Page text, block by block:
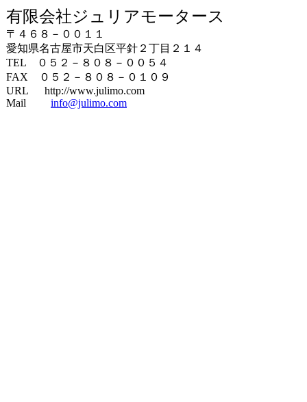
有限会社ジュリアモータース
〒４６８－００１１
愛知県名古屋市天白区平針２丁目２１４
TEL ０５２－８０８－００５４
FAX ０５２－８０８－０１０９
URL http://www.julimo.com
Mail info@julimo.com